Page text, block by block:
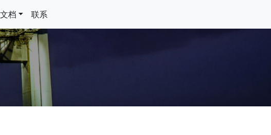
文档 联系